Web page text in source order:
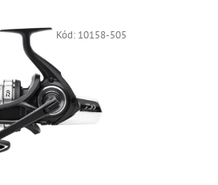
Kód: 10158-505